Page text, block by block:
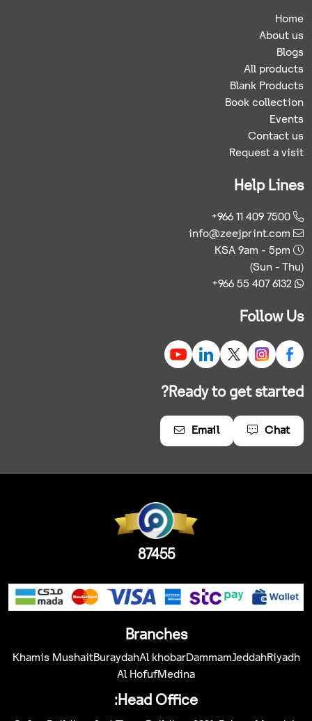
Home
About us
Blogs
All products
Blank Products
Book collection
Events
Contact us
Request a visit
Help Lines
+966 11 409 7500
info@zeejprint.com
KSA 9am - 5pm
(Sun - Thu)
+966 55 407 6132
Follow Us
Ready to get started?
Chat
Email
Branches
Riyadh
Jeddah
Dammam
Al khobar
Buraydah
Khamis Mushait
Medina
Al Hofuf
Head Office:
87455